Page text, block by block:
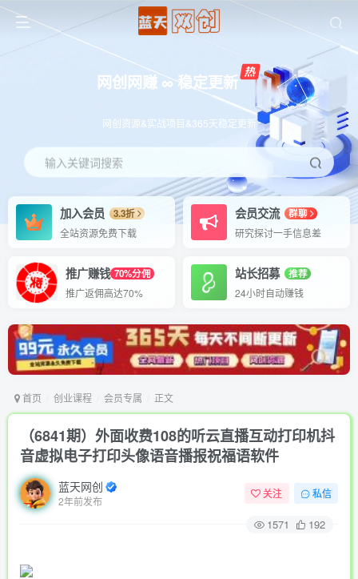
网创网赚 ∞ 稳定更新
网创资源&实战项目&365天稳定更新
输入关键词搜索
加入会员
3.3折
全站资源免费下载
会员交流
群聊
研究探讨一手信息差
推广赚钱 70%分佣
推广返佣高达70%
站长招募
推荐
24小时自动赚钱
首页 创业课程 会员专属 正文
（6841期）外面收费108的听云直播互动打印机抖
音虚拟电子打印头像语音播报祝福语软件
蓝天网创
2年前发布
关注 私信
1571 192